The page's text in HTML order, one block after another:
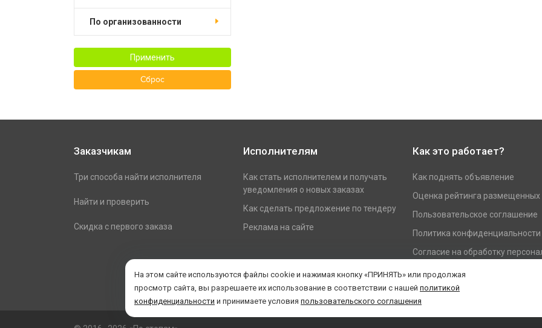
по организованности
Применить
Сброс
Заказчикам
Три способа найти исполнителя
Найти и проверить
Скидка с первого заказа
Исполнителям
Как стать исполнителем и получать
уведомления о новых заказах
Как сделать предложение по тендеру
Реклама на сайте
Как это работает?
Как поднять объявление
Оценка рейтинга размещенных
Пользовательское соглашение
Политика конфиденциальности
Согласие на обработку
На этом сайте используются файлы cookie и нажимая кнопку «ПРИНЯТЬ» или продолжая
просмотр сайта, вы разрешаете их использование в соответствии с нашей политикой
конфиденциальности и принимаете условия пользовательского соглашения